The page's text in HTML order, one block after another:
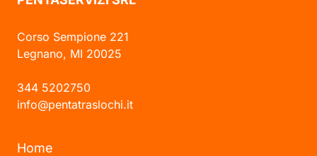
Corso Sempione 221
Legnano, MI 20025
344 5202750
info@pentatraslochi.it
Home